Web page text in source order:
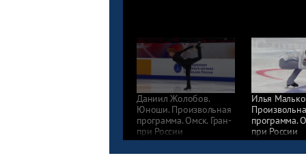
Даниил Жолобов.
Юноши. Произвольная
программа. Омск. Гран-
при России
по фигурному катанию
2025/26
Илья
программа.
при России
по
2025/26